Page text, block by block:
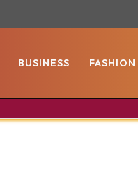
BUSINESS FASHION